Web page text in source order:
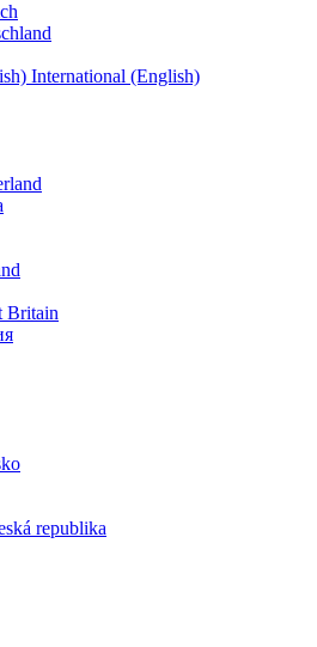
International (English)
Britain
republika